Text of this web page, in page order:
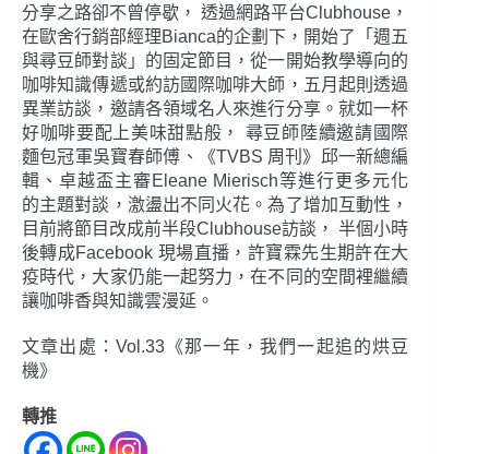
分享之路卻不曾停歇， 透過網路平台Clubhouse，
在歐舍行銷部經理Bianca的企劃下，開始了「週五
與尋豆師對談」的固定節目，從一開始教學導向的
咖啡知識傳遞或約訪國際咖啡大師，五月起則透過
異業訪談，邀請各領域名人來進行分享。就如一杯
好咖啡要配上美味甜點般， 尋豆師陸續邀請國際
麵包冠軍吳寶春師傅、《TVBS 周刊》邱一新總編
輯、卓越盃主審Eleane Mierisch等進行更多元化
的主題對談，激盪出不同火花。為了增加互動性，
目前將節目改成前半段Clubhouse訪談， 半個小時
後轉成Facebook 現場直播，許寶霖先生期許在大
疫時代，大家仍能一起努力，在不同的空間裡繼續
讓咖啡香與知識雲漫延。
文章出處：Vol.33《那一年，我們一起追的烘豆
機》
轉推